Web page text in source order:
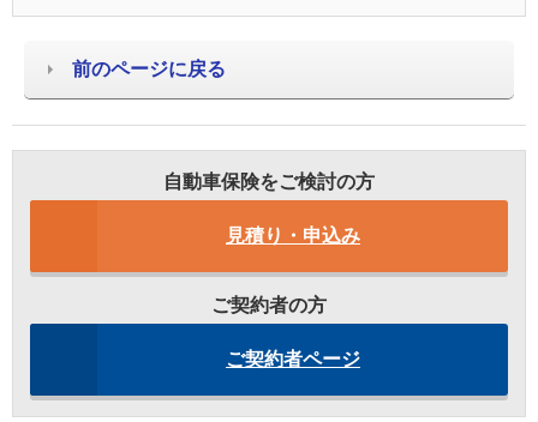
前のページに戻る
自動車保険をご検討の方
見積り・申込み
ご契約者の方
ご契約者ページ